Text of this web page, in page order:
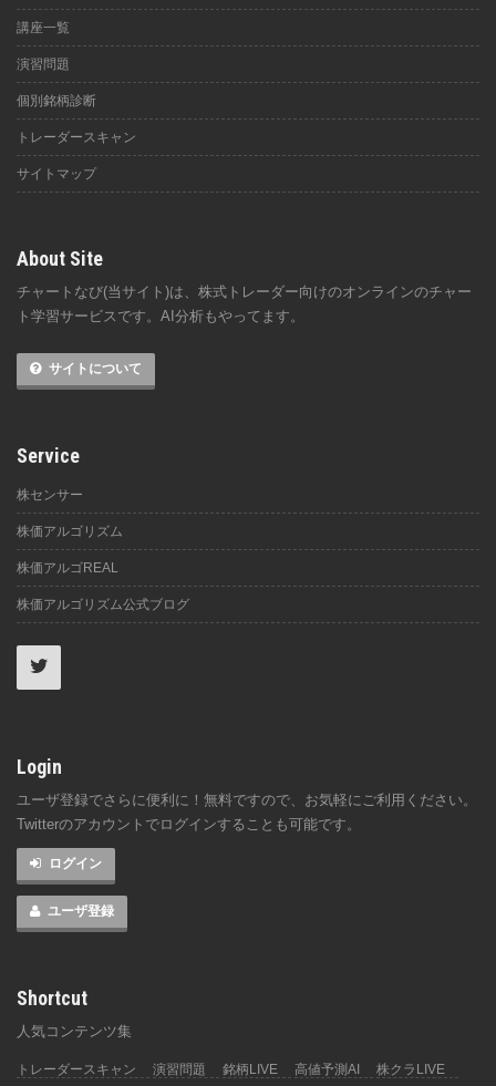
講座一覧
演習問題
個別銘柄診断
トレーダースキャン
サイトマップ
About Site
チャートなび(当サイト)は、株式トレーダー向けのオンラインのチャー
ト学習サービスです。AI分析もやってます。
サイトについて
Service
株センサー
株価アルゴリズム
株価アルゴREAL
株価アルゴリズム公式ブログ
Login
ユーザ登録でさらに便利に！無料ですので、お気軽にご利用ください。
Twitterのアカウントでログインすることも可能です。
ログイン
ユーザ登録
Shortcut
人気コンテンツ集
トレーダースキャン 演習問題 銘柄LIVE 高値予測AI 株クラLIVE